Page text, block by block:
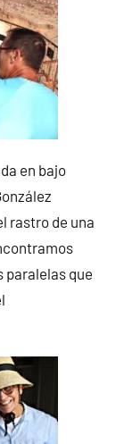
en bajo
rastro de una
paralelas que